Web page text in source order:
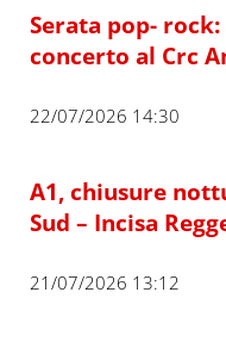
Serata pop- rock:
concerto al Crc
22/07/2026 14:30
A1, chiusure
Sud – Incisa
21/07/2026 13:12